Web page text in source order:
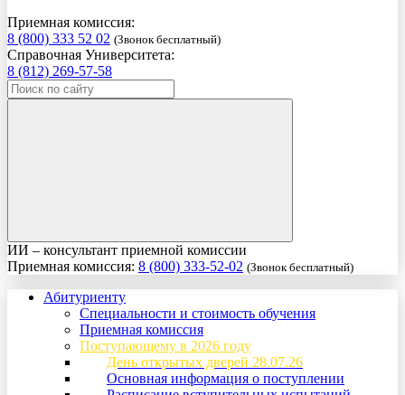
Приемная комиссия:
8 (800) 333 52 02 (Звонок бесплатный)
Справочная Университета:
8 (812) 269-57-58
ИИ – консультант приемной комиссии
Приемная комиссия: 8 (800) 333-52-02 (Звонок бесплатный)
Абитуриенту
Специальности и стоимость обучения
Приемная комиссия
Поступающему в 2026 году
День открытых дверей 28.07.26
Основная информация о поступлении